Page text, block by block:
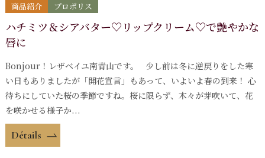
商品紹介 プロポリス
ハチミツ＆シアバター♡リップクリーム♡で艶やかな
唇に
Bonjour！レザベイユ南青山です。 少し前は冬に逆戻りをした寒
い日もありましたが「開花宣言」もあって、いよいよ春の到来！ 心
待ちにしていた桜の季節ですね。桜に限らず、木々が芽吹いて、花
を咲かせる様子か...
Détails